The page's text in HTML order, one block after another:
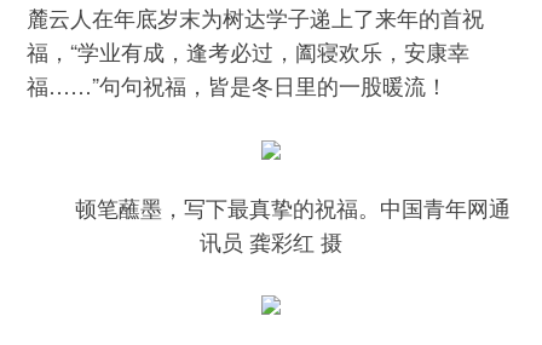
麓云人在年底岁末为树达学子递上了来年的首祝
福，“学业有成，逢考必过，阖寝欢乐，安康幸
福……”句句祝福，皆是冬日里的一股暖流！
顿笔蘸墨，写下最真挚的祝福。中国青年网通
讯员 龚彩红 摄